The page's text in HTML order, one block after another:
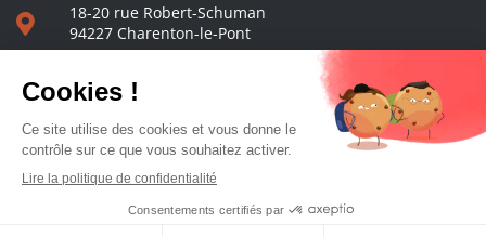
18-20 rue Robert-Schuman
94227 Charenton-le-Pont